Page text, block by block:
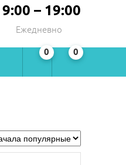
9:00 – 19:00
Ежедневно
0 0